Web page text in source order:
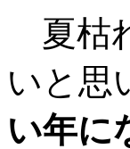
夏枯
いと思
い年に